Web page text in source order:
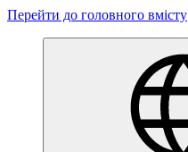
Перейти до головного вмісту